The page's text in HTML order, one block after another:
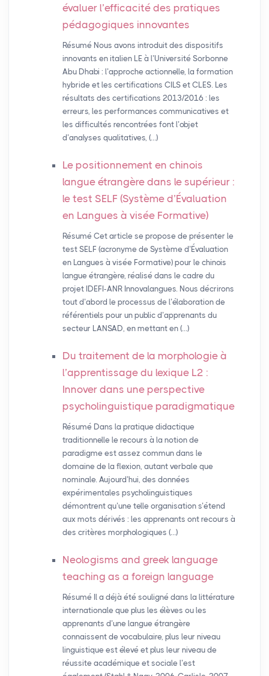
évaluer l’efficacité des pratiques
pédagogiques innovantes
Résumé Nous avons introduit des dispositifs
innovants en italien LE à l’Université Sorbonne
Abu Dhabi : l’approche actionnelle, la formation
hybride et les certifications CILS et CLES. Les
résultats des certifications 2013/2016 : les
erreurs, les performances communicatives et
les difficultés rencontrées font l’objet
d’analyses qualitatives, (…)
Le positionnement en chinois
langue étrangère dans le supérieur :
le test SELF (Système d’Évaluation
en Langues à visée Formative)
Résumé Cet article se propose de présenter le
test SELF (acronyme de Système d’Évaluation
en Langues à visée Formative) pour le chinois
langue étrangère, réalisé dans le cadre du
projet IDEFI-ANR Innovalangues. Nous décrirons
tout d’abord le processus de l’élaboration de
référentiels pour un public d’apprenants du
secteur LANSAD, en mettant en (…)
Du traitement de la morphologie à
l’apprentissage du lexique L2 :
Innover dans une perspective
psycholinguistique paradigmatique
Résumé Dans la pratique didactique
traditionnelle le recours à la notion de
paradigme est assez commun dans le
domaine de la flexion, autant verbale que
nominale. Aujourd’hui, des données
expérimentales psycholinguistiques
démontrent qu’une telle organisation s’étend
aux mots dérivés : les apprenants ont recours à
des critères morphologiques (…)
Neologisms and greek language
teaching as a foreign language
Résumé Il a déjà été souligné dans la littérature
internationale que plus les élèves ou les
apprenants d’une langue étrangère
connaissent de vocabulaire, plus leur niveau
linguistique est élevé et plus leur niveau de
réussite académique et sociale l’est